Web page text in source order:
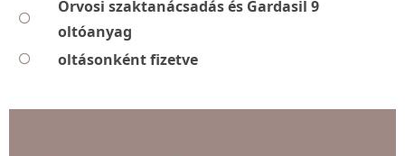
Orvosi szaktanácsadás és Gardasil 9
oltóanyag
oltásonként fizetve